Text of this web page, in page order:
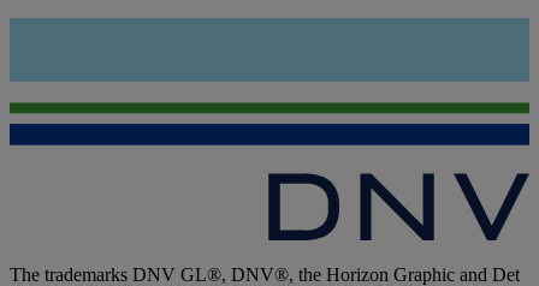
The trademarks DNV GL®, DNV®, the Horizon Graphic and Det